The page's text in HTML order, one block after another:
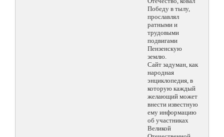
Победу в тылу,
прославлял
ратными и
трудовыми
подвигами
Пензенскую
землю.
Сайт задуман, как
народная
энциклопедия, в
которую каждый
желающий может
внести известную
ему информацию
об участниках
Великой